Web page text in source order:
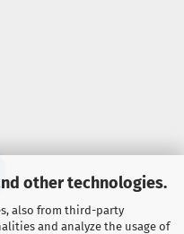
other technologies.
also from third-party
and analyze the usage of